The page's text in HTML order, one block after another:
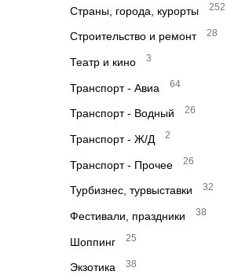
Страны, города, курорты 252
Строительство и ремонт 28
Театр и кино 3
Транспорт - Авиа 64
Транспорт - Водный 26
Транспорт - Ж/Д 2
Транспорт - Прочее 26
Турбизнес, турвыставки 32
Фестивали, праздники 38
Шоппинг 25
Экзотика 38